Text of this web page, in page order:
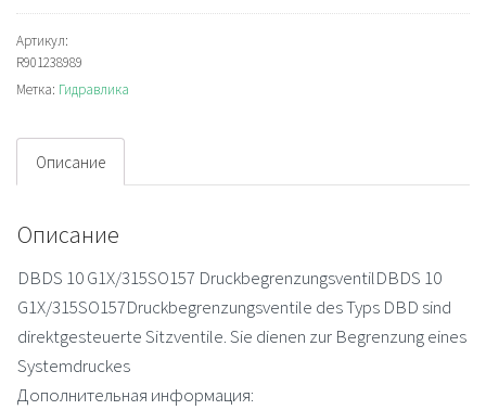
DBDS10G1X/315SO157
Отсечной
клапан
Артикул:
R901238989
Метка: Гидравлика
Описание
Описание
DBDS 10 G1X/315SO157 DruckbegrenzungsventilDBDS 10
G1X/315SO157Druckbegrenzungsventile des Typs DBD sind
direktgesteuerte Sitzventile. Sie dienen zur Begrenzung eines
Systemdruckes
Дополнительная информация: